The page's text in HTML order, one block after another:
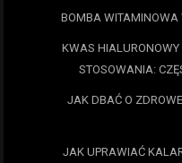
BOMBA WITAMINOWA
KWAS HIALURONOWY
STOSOWANIA:
JAK DBAĆ O
JAK UPRAWIAĆ